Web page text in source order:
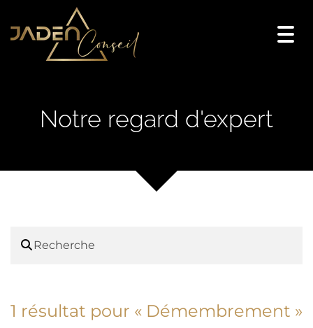
Notre regard d'expert
1 résultat pour « Démembrement »